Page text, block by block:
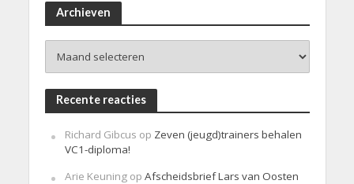
Archieven
Recente reacties
Richard Gibcus op Zeven (jeugd)trainers behalen
VC1-diploma!
Arie Keuningop Afscheidsbrief Lars van Oosten